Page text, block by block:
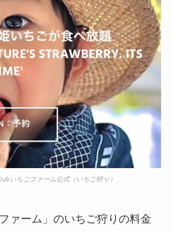
みいちごファーム公式（いちご狩り）
ァーム」のいちご狩りの料金